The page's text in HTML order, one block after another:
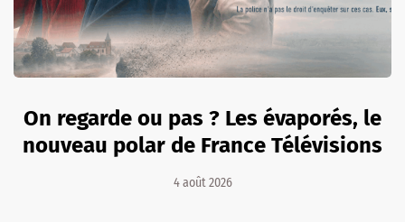
On regarde ou pas ? Les évaporés, le
nouveau polar de France Télévisions
4 août 2026